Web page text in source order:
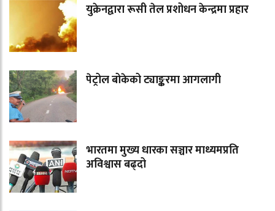
युक्रेनद्वारा रूसी तेल प्रशोधन केन्द्रमा प्रहार
पेट्रोल बोकेको ट्याङ्करमा आगलागी
भारतमा मुख्य धारका सञ्चार माध्यमप्रति
अविश्वास बढ्दो